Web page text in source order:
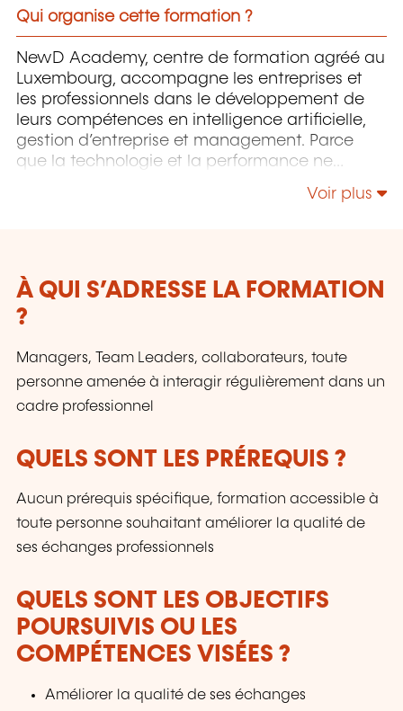
Qui organise cette formation ?
NewD Academy, centre de formation agréé au
Luxembourg, accompagne les entreprises et
les professionnels dans le développement de
leurs compétences en intelligence artificielle,
gestion d’entreprise et management. Parce
que la technologie et la performance ne
prennent sens que lorsqu’elles sont portées par
l’humain, NewD propose des formations qui
subventions de l’État luxembourgeois.
Rejoignez-nous pour une montée en
compétences efficace !
Voir plus
À QUI S’ADRESSE LA FORMATION
?
Managers, Team Leaders, collaborateurs, toute
personne amenée à interagir régulièrement dans un
cadre professionnel
QUELS SONT LES PRÉREQUIS ?
Aucun prérequis spécifique, formation accessible à
toute personne souhaitant améliorer la qualité de
ses échanges professionnels
QUELS SONT LES OBJECTIFS
POURSUIVIS OU LES
COMPÉTENCES VISÉES ?
Améliorer la qualité de ses échanges